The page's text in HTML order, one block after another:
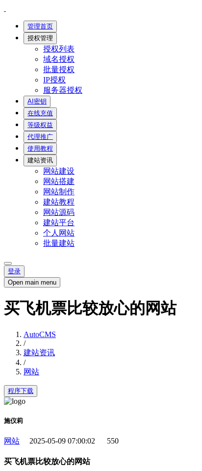
管理首页
授权管理
授权列表
域名授权
批量授权
IP授权
服务器授权
AI密钥
在线充值
等级权益
代理推广
使用教程
建站资讯
网站建设
网站搭建
网站制作
建站教程
网站源码
建站平台
个人网站
批量建站
登录
Open main menu
买飞机票比较放心的网站
AutoCMS
/
建站资讯
/
网站
程序下载
施仪莉
网站 2025-05-09 07:00:02 550
买飞机票比较放心的网站